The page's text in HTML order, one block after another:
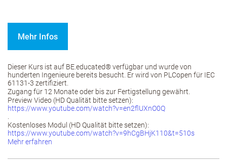
Mehr Infos
Dieser Kurs ist auf BE.educated® verfügbar und wurde von
hunderten Ingenieure bereits besucht. Er wird von PLCopen für IEC
61131-3 zertifiziert.
Zugang für 12 Monate oder bis zur Fertigstellung gewährt.
Preview Video (HD Qualität bitte setzen):
https://www.youtube.com/watch?v=en2flUXnO0Q
Kostenloses Modul (HD Qualität bitte setzen):
https://www.youtube.com/watch?v=9hCgBHjK110&t=510s
Mehr erfahren